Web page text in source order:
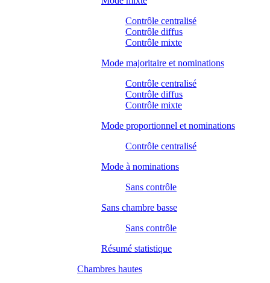
Contrôle centralisé
Contrôle diffus
Contrôle mixte
Mode majoritaire et nominations
Contrôle centralisé
Contrôle diffus
Contrôle mixte
Mode proportionnel et nominations
Contrôle centralisé
Mode à nominations
Sans contrôle
Sans chambre basse
Sans contrôle
Résumé statistique
Chambres hautes